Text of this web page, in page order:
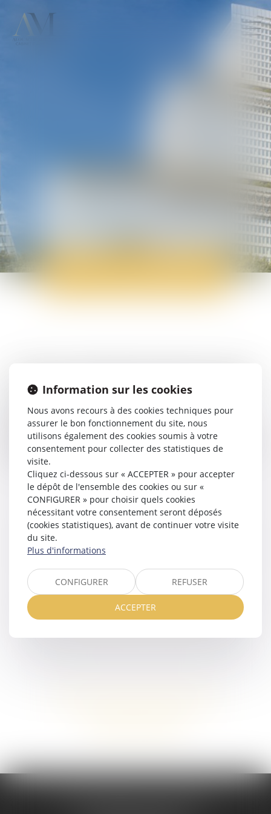
offrant des droits et obligations spécifiques aux partenaires.
Leur rupture entraîne souvent des questions juridiques
complexes, notamment sur le partage des biens, le
logement commun ou la prise en charge des enfants.
L’avocat intervient pour sécuriser les démarches, prévenir
les conflits et, le cas échéant, défendre vos intérêts devant
le juge.
LA RUPTURE DE PACS
LA SÉPARATION DES CONCUBINS
Information sur les cookies
Nous avons recours à des cookies techniques pour
assurer le bon fonctionnement du site, nous
utilisons également des cookies soumis à votre
consentement pour collecter des statistiques de
visite.
Cliquez ci-dessous sur « ACCEPTER » pour accepter
le dépôt de l'ensemble des cookies ou sur «
CONFIGURER » pour choisir quels cookies
nécessitant votre consentement seront déposés
(cookies statistiques), avant de continuer votre visite
du site.
Plus d'informations
CONFIGURER REFUSER
ACCEPTER